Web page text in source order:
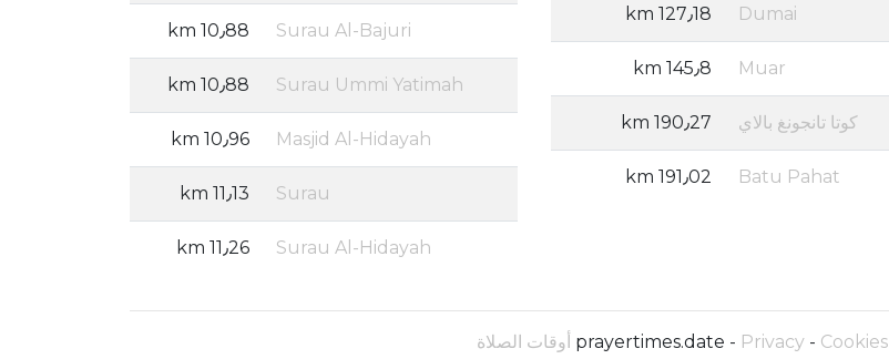
Dumai 127٫18 km
Muar 145٫8 km
كوتا تانجونغ بالاي 190٫27 km
Batu Pahat 191٫02 km
Surau Al-Bajuri 10٫88 km
Surau Ummi Yatimah 10٫88 km
Masjid Al-Hidayah 10٫96 km
Surau 11٫13 km
Surau Al-Hidayah 11٫26 km
Privacy - Cookies